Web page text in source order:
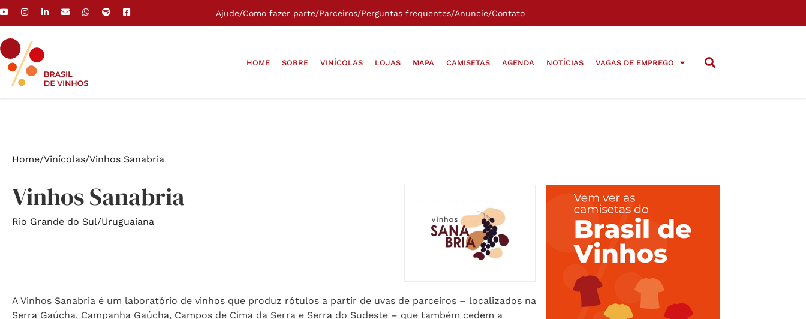
Ajude/Como fazer parte/Parceiros/Perguntas frequentes/Anuncie/Contato
HOME SOBRE VINÍCOLAS LOJAS MAPA CAMISETAS AGENDA NOTÍCIAS VAGAS DE EMPREGO
Home/Vinícolas/Vinhos Sanabria
Vinhos Sanabria
Rio Grande do Sul/Uruguaiana
A Vinhos Sanabria é um laboratório de vinhos que produz rótulos a partir de uvas de parceiros – localizados na
Serra Gaúcha, Campanha Gaúcha, Campos de Cima da Serra e Serra do Sudeste – que também cedem a